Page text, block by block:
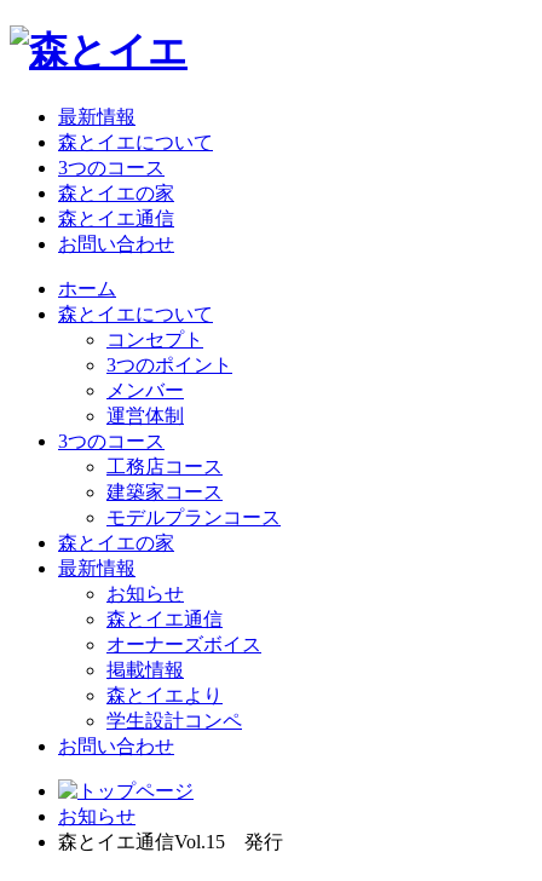
最新情報
森とイエについて
3つのコース
森とイエの家
森とイエ通信
お問い合わせ
ホーム
森とイエについて
コンセプト
3つのポイント
メンバー
運営体制
3つのコース
工務店コース
建築家コース
モデルプランコース
森とイエの家
最新情報
お知らせ
森とイエ通信
オーナーズボイス
掲載情報
森とイエより
学生設計コンペ
お問い合わせ
お知らせ
森とイエ通信Vol.15 発行